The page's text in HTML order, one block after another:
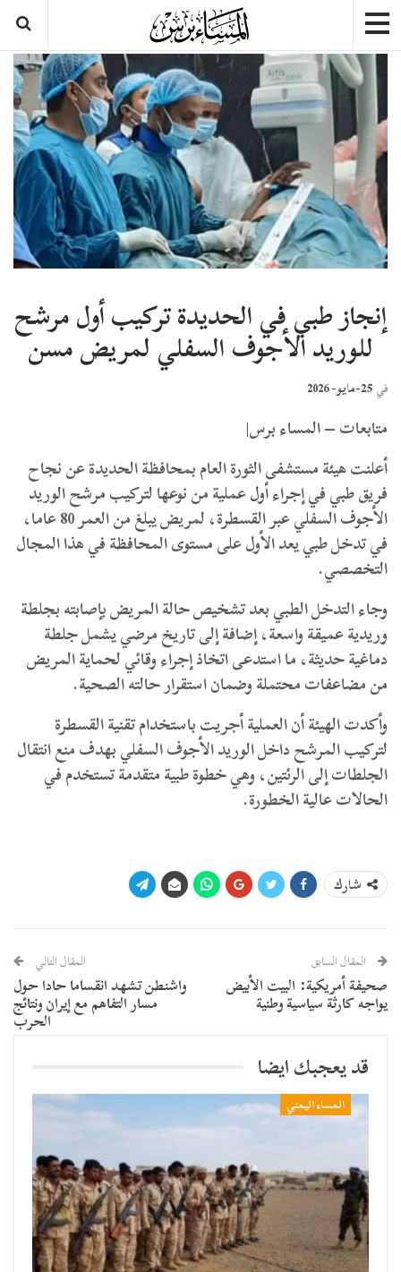
إنجاز طبي في الحديدة تركيب أول مرشح
للوريد الأجوف السفلي لمريض مسن
في 25-مايو- 2026
متابعات – المساء برس|
أعلنت هيئة مستشفى الثورة العام بمحافظة الحديدة عن نجاح
فريق طبي في إجراء أول عملية من نوعها لتركيب مرشح الوريد
الأجوف السفلي عبر القسطرة، لمريض يبلغ من العمر 80 عاما،
في تدخل طبي يعد الأول على مستوى المحافظة في هذا المجال
التخصصي.
وجاء التدخل الطبي بعد تشخيص حالة المريض بإصابته بجلطة
وريدية عميقة واسعة، إضافة إلى تاريخ مرضي يشمل جلطة
دماغية حديثة، ما استدعى اتخاذ إجراء وقائي لحماية المريض
من مضاعفات محتملة وضمان استقرار حالته الصحية.
وأكدت الهيئة أن العملية أجريت باستخدام تقنية القسطرة
لتركيب المرشح داخل الوريد الأجوف السفلي بهدف منع انتقال
الجلطات إلى الرئتين، وهي خطوة طبية متقدمة تستخدم في
الحالات عالية الخطورة.
شارك
المقال السابق
صحيفة أمريكية: البيت الأبيض
يواجه كارثة سياسية وطنية
المقال التالي
واشنطن تشهد انقساما حادا حول
مسار التفاهم مع إيران ونتائج
الحرب
قد يعجبك ايضا
المساء اليمني